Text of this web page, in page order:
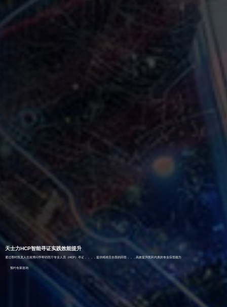
天士力HCP智能寻证实践效能提升
通过尊时凯龙人生就博问学帮助医疗专业人员（HCP）寻证，，，，提供精准且全面的回答，，，高效提升医药代表的专业应答能力
预约专家咨询